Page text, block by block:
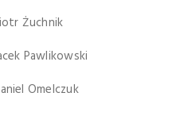
Żuchnik
Pawlikowski
Omelczuk